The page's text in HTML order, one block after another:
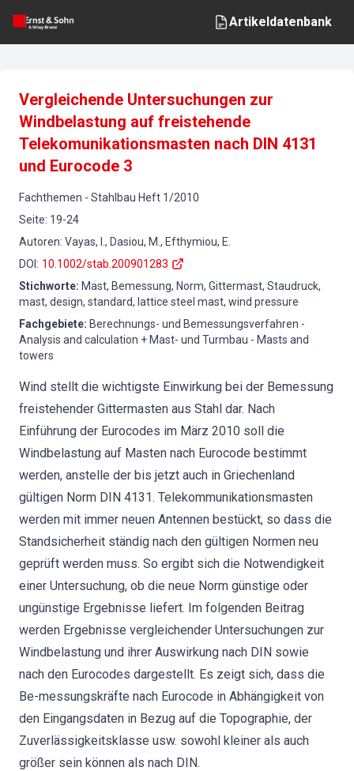
Artikeldatenbank
Vergleichende Untersuchungen zur
Windbelastung auf freistehende
Telekomunikationsmasten nach DIN 4131
und Eurocode 3
Fachthemen - Stahlbau Heft 1/2010
Seite: 19-24
Autoren: Vayas, I., Dasiou, M., Efthymiou, E.
DOI : 10.1002/stab.200901283
Stichworte: Mast, Bemessung, Norm, Gittermast, Staudruck,
mast, design, standard, lattice steel mast, wind pressure
Fachgebiete: Berechnungs- und Bemessungsverfahren -
Analysis and calculation + Mast- und Turmbau - Masts and
towers
Wind stellt die wichtigste Einwirkung bei der Bemessung
freistehender Gittermasten aus Stahl dar. Nach
Einführung der Eurocodes im März 2010 soll die
Windbelastung auf Masten nach Eurocode bestimmt
werden, anstelle der bis jetzt auch in Griechenland
gültigen Norm DIN 4131. Telekommunikationsmasten
werden mit immer neuen Antennen bestückt, so dass die
Standsicherheit ständig nach den gültigen Normen neu
geprüft werden muss. So ergibt sich die Notwendigkeit
einer Untersuchung, ob die neue Norm günstige oder
ungünstige Ergebnisse liefert. Im folgenden Beitrag
werden Ergebnisse vergleichender Untersuchungen zur
Windbelastung und ihrer Auswirkung nach DIN sowie
nach den Eurocodes dargestellt. Es zeigt sich, dass die
Be-messungskräfte nach Eurocode in Abhängigkeit von
den Eingangsdaten in Bezug auf die Topographie, der
Zuverlässigkeitsklasse usw. sowohl kleiner als auch
größer sein können als nach DIN.